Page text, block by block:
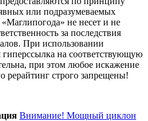
или подразумеваемых
не несет и не
за последствия
При использовании
гиперссылка на соответствующую
при этом любое искажение
рерайтинг строго запрещены!
Внимание! Мощный циклон